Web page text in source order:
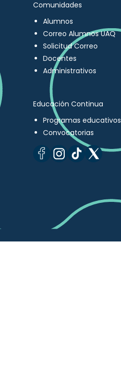
Comunidades
Alumnos
Correo Alumnos UAQ
Solicitud Correo
Docentes
Administrativos
Educación Continua
Programas educativos
Convocatorias